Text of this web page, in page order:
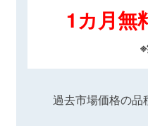
1カ月無
過去市場価格の品